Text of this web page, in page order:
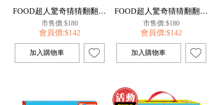
FOOD超人驚奇猜猜翻翻書-愛的抱抱親子動物繪本
市售價:$180
會員價:$142
FOOD超人驚奇猜猜翻翻書-猜猜這是誰動物遊戲繪本
市售價:$180
會員價:$142